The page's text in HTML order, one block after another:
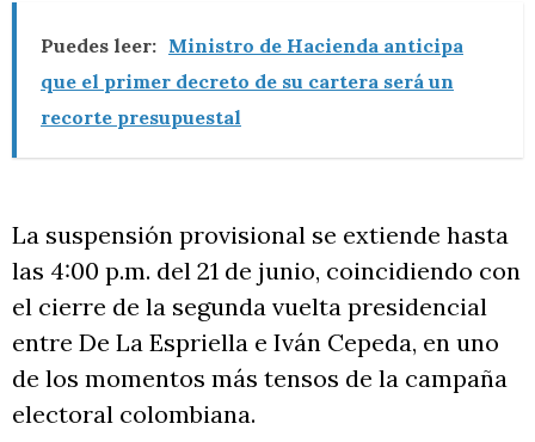
Puedes leer: Ministro de Hacienda anticipa
que el primer decreto de su cartera será un
recorte presupuestal
La suspensión provisional se extiende hasta
las 4:00 p.m. del 21 de junio, coincidiendo con
el cierre de la segunda vuelta presidencial
entre De La Espriella e Iván Cepeda, en uno
de los momentos más tensos de la campaña
electoral colombiana.